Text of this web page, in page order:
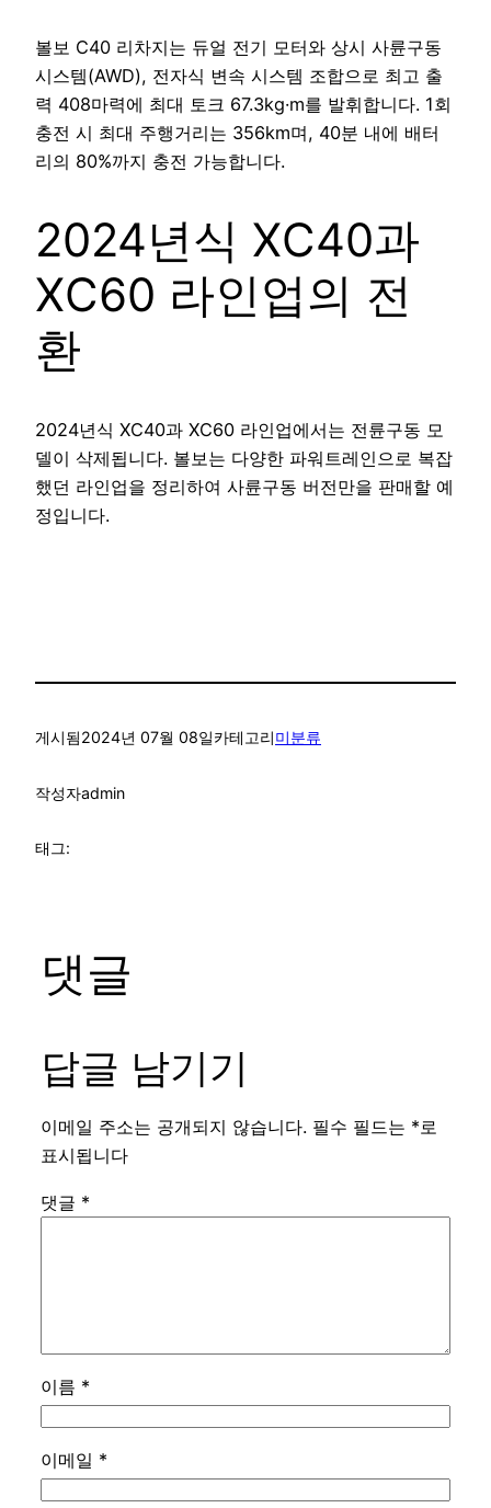
볼보 C40 리차지는 듀얼 전기 모터와 상시 사륜구동
시스템(AWD), 전자식 변속 시스템 조합으로 최고 출
력 408마력에 최대 토크 67.3kg·m를 발휘합니다. 1회
충전 시 최대 주행거리는 356km며, 40분 내에 배터
리의 80%까지 충전 가능합니다.
2024년식 XC40과
XC60 라인업의 전
환
2024년식 XC40과 XC60 라인업에서는 전륜구동 모
델이 삭제됩니다. 볼보는 다양한 파워트레인으로 복잡
했던 라인업을 정리하여 사륜구동 버전만을 판매할 예
정입니다.
게시됨2024년 07월 08일카테고리미분류
작성자admin
태그:
댓글
답글 남기기
이메일 주소는 공개되지 않습니다. 필수 필드는 *로
표시됩니다
댓글 *
이름 *
이메일 *